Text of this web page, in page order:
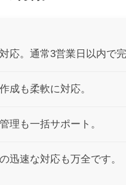
応。通常3営業日以内で完
成も柔軟に対応。
理も一括サポート。
迅速な対応も万全です。